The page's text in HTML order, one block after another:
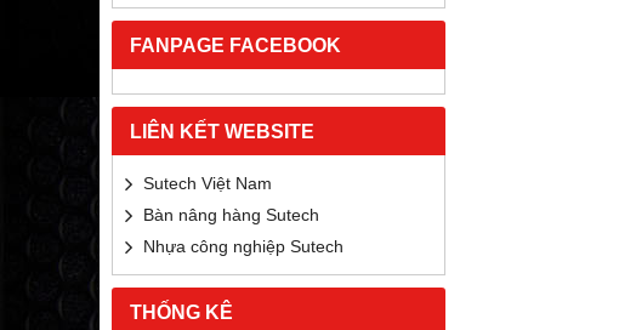
FANPAGE FACEBOOK
LIÊN KẾT WEBSITE
Sutech Việt Nam
Bàn nâng hàng Sutech
Nhựa công nghiệp Sutech
THỐNG KÊ